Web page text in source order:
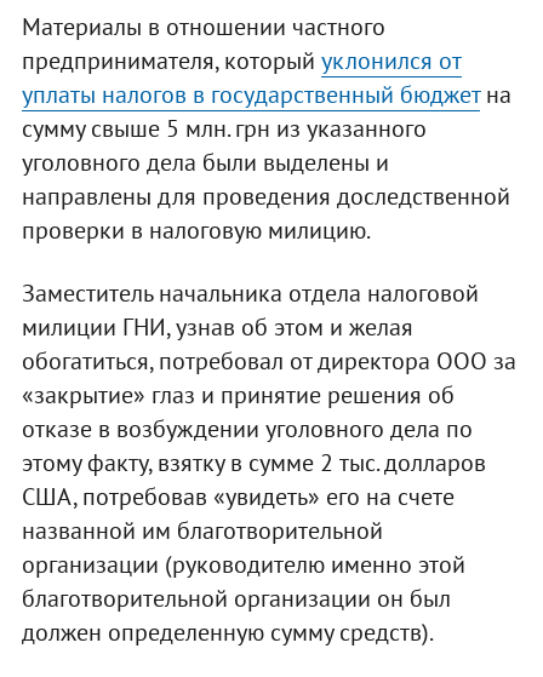
Материалы в отношении частного
предпринимателя, который уклонился от
уплаты налогов в государственный бюджетна
сумму свыше 5 млн. грн из указанного
уголовного дела были выделены и
направлены для проведения доследственной
проверки в налоговую милицию.
Заместитель начальника отдела налоговой
милиции ГНИ, узнав об этом и желая
обогатиться, потребовал от директора ООО за
«закрытие» глаз и принятие решения об
отказе в возбуждении уголовного дела по
этому факту, взятку в сумме 2 тыс. долларов
США, потребовав «увидеть» его на счете
названной им благотворительной
организации (руководителю именно этой
благотворительной организации он был
должен определенную сумму средств).